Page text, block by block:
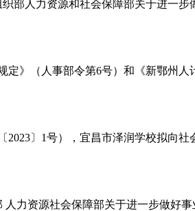
人力资源和社会保障部关于进一步
（人事部令第6号）和《新鄂州人
〕1号），宜昌市泽润学校拟向
力资源社会保障部关于进一步做好